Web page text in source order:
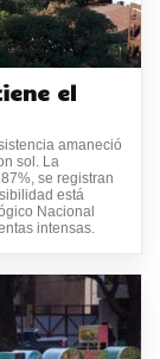
el
amaneció
sol. La
se registran
está
Nacional
intensas.